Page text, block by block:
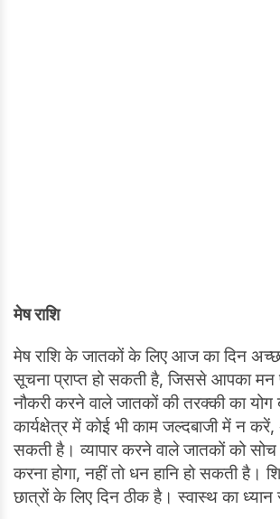
मेष राशि
मेष राशि के जातकों के लिए आज का दिन
सूचना प्राप्त हो सकती है, जिससे आपका मन
नौकरी करने वाले जातकों की तरक्की का योग
कार्यक्षेत्र में कोई भी काम जल्दबाजी में न
सकती है। व्यापार करने वाले जातकों को
करना होगा, नहीं तो धन हानि हो सकती है।
छात्रों के लिए दिन ठीक है। स्वास्थ का